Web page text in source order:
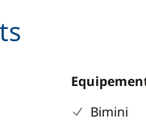
Bimini